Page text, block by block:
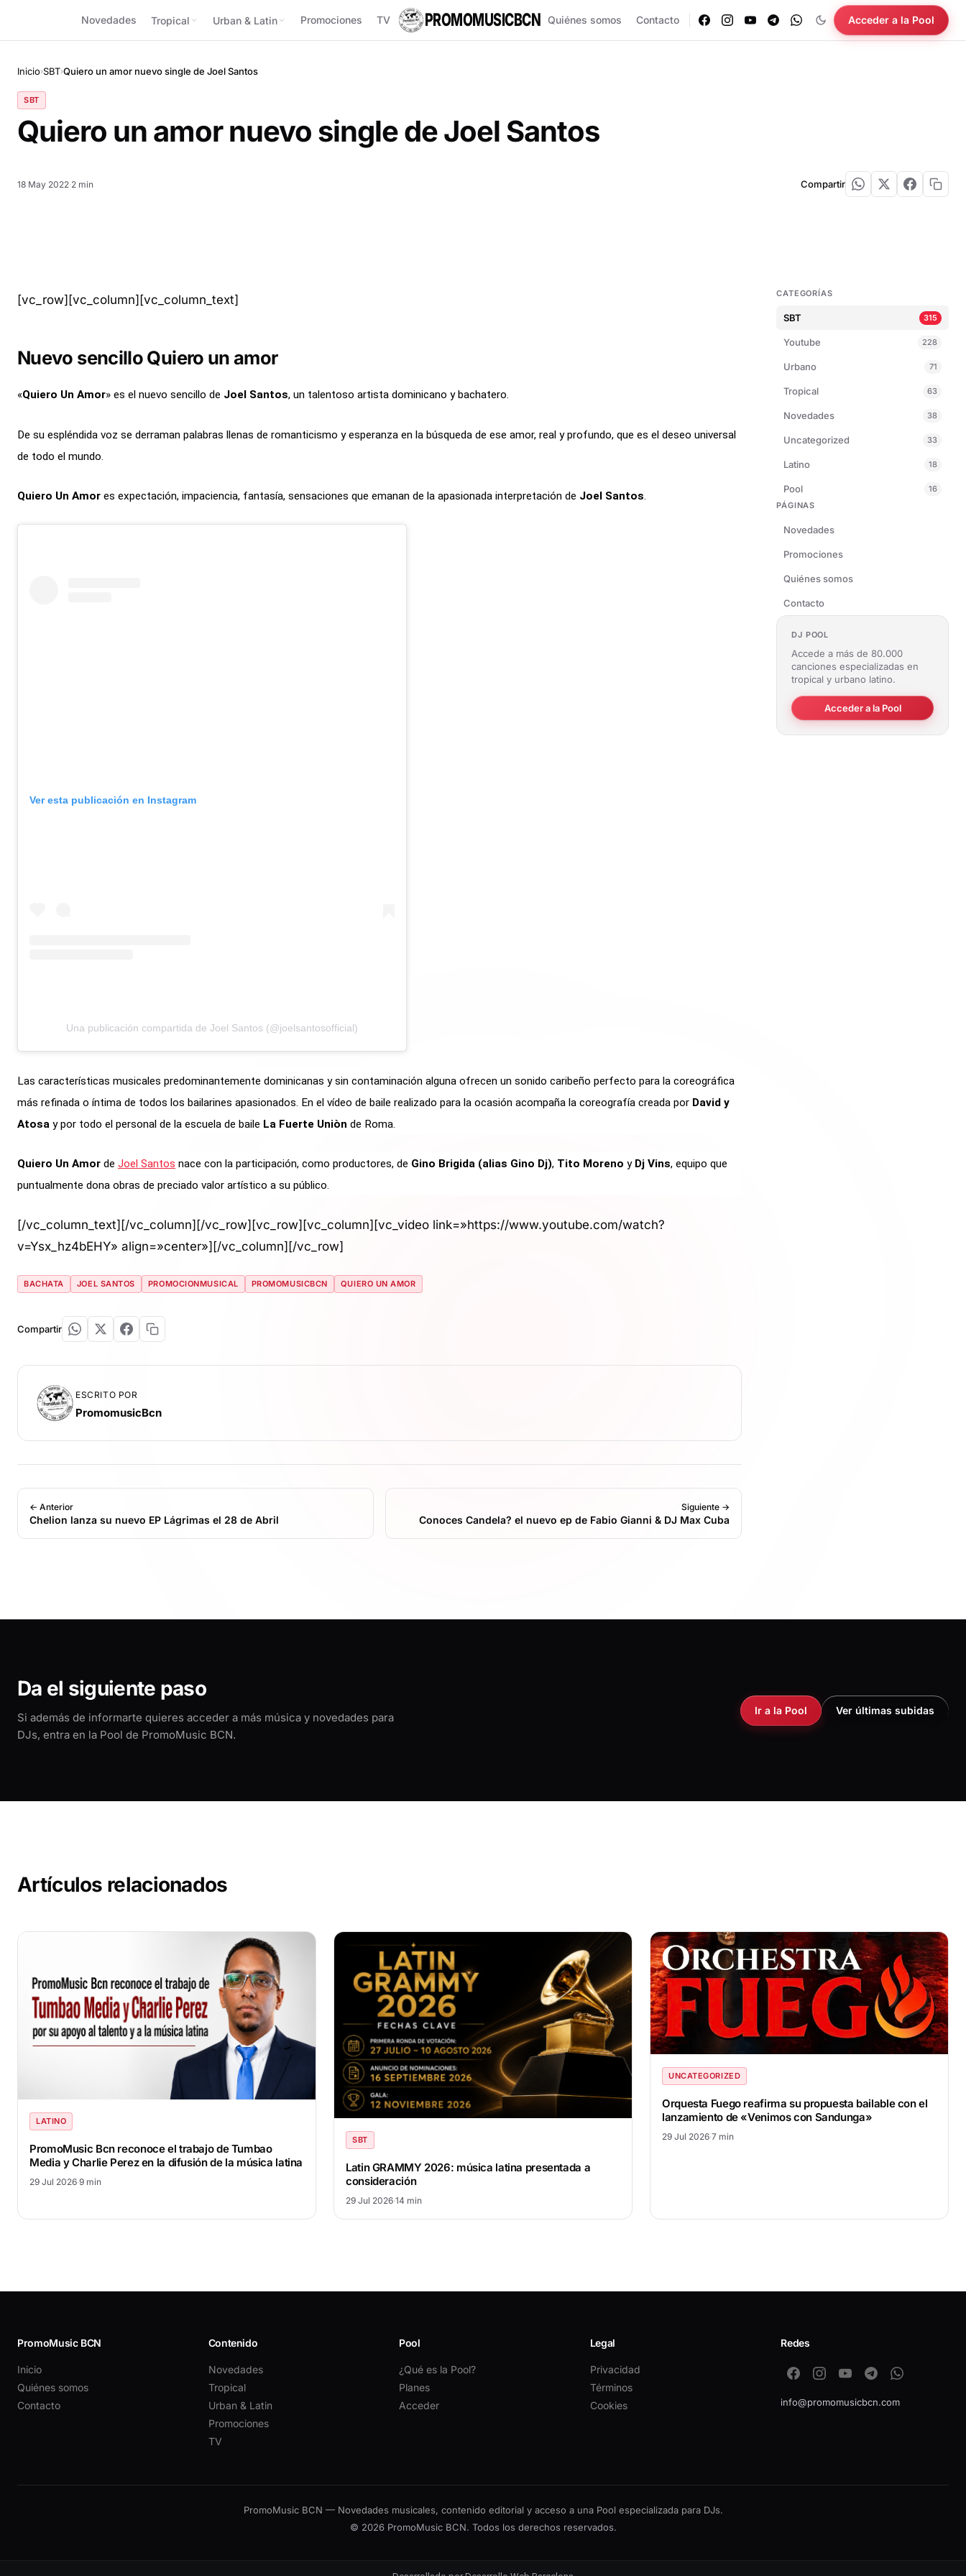
Novedades Tropical Urban & Latin Promociones TV PROMOMUSICBCN Quiénes somos Contacto Acceder a la Pool
Inicio›SBT›Quiero un amor nuevo single de Joel Santos
SBT
Quiero un amor nuevo single de Joel Santos
18 May 2022·2 min Compartir
[vc_row][vc_column][vc_column_text]
Nuevo sencillo Quiero un amor
«Quiero Un Amor» es el nuevo sencillo de Joel Santos, un talentoso artista dominicano y bachatero.
De su espléndida voz se derraman palabras llenas de romanticismo y esperanza en la búsqueda de ese amor, real y profundo, que es el deseo universal
de todo el mundo.
Quiero Un Amor es expectación, impaciencia, fantasía, sensaciones que emanan de la apasionada interpretación de Joel Santos.
Ver esta publicación en Instagram
Una publicación compartida de Joel Santos (@joelsantosofficial)
Las características musicales predominantemente dominicanas y sin contaminación alguna ofrecen un sonido caribeño perfecto para la coreográfica
más refinada o íntima de todos los bailarines apasionados. En el vídeo de baile realizado para la ocasión acompaña la coreografía creada por David y
Atosa y por todo el personal de la escuela de baile La Fuerte Uniòn de Roma.
Quiero Un Amor de Joel Santos nace con la participación, como productores, de Gino Brigida (alias Gino Dj), Tito Moreno y Dj Vins, equipo que
puntualmente dona obras de preciado valor artístico a su público.
[/vc_column_text][/vc_column][/vc_row][vc_row][vc_column][vc_video link=»https://www.youtube.com/watch?
v=Ysx_hz4bEHY» align=»center»][/vc_column][/vc_row]
BACHATA JOEL SANTOS PROMOCIONMUSICAL PROMOMUSICBCN QUIERO UN AMOR
Compartir
ESCRITO POR
PromomusicBcn
← Anterior
Chelion lanza su nuevo EP Lágrimas el 28 de Abril
Siguiente →
Conoces Candela? el nuevo ep de Fabio Gianni & DJ Max Cuba
CATEGORÍAS
SBT 315
Youtube 228
Urbano 71
Tropical 63
Novedades 38
Uncategorized 33
Latino 18
Pool
16
PÁGINAS
Novedades
Promociones
Quiénes somos
Contacto
DJ POOL
Accede a más de 80.000
canciones especializadas en
tropical y urbano latino.
Acceder a la Pool
Da el siguiente paso
Si además de informarte quieres acceder a más música y novedades para
DJs, entra en la Pool de PromoMusic BCN.
Ir a la Pool Ver últimas subidas
Artículos relacionados
LATINO
PromoMusic Bcn reconoce el trabajo de Tumbao
Media y Charlie Perez en la difusión de la música latina
29 Jul 2026·9 min
SBT
Latin GRAMMY 2026: música latina presentada a
consideración
29 Jul 2026·14 min
UNCATEGORIZED
Orquesta Fuego reafirma su propuesta bailable con el
lanzamiento de «Venimos con Sandunga»
29 Jul 2026·7 min
PromoMusic BCN
Inicio
Quiénes somos
Contacto
Contenido
Novedades
Tropical
Urban & Latin
Promociones
TV
Pool
¿Qué es la Pool?
Planes
Acceder
Legal
Privacidad
Términos
Cookies
Redes
info@promomusicbcn.com
PromoMusic BCN — Novedades musicales, contenido editorial y acceso a una Pool especializada para DJs.
© 2026 PromoMusic BCN. Todos los derechos reservados.